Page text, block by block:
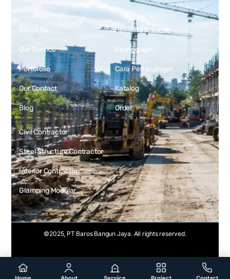
About Us
Our Service
Portofolio
Our Contact
Blog
Civil Contractor
Steel Structure Contractor
Interior Contractor
Glamping Modular
Spesifikasi Teknis
Keunggulan
Cara Pemasangan
Katalog
Order
©2025, PT Baros Bangun Jaya. All rights reserved.
Web Development by
Rekans Digital
Home
Service Portfolio Contact